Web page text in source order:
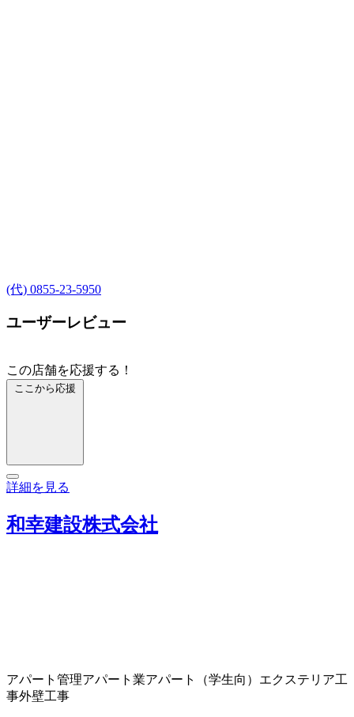
(代) 0855-23-5950
ユーザーレビュー
この店舗を応援する！
ここから応援
詳細を見る
和幸建設株式会社
アパート管理アパート業アパート（学生向） エクステリア工
事外壁工事